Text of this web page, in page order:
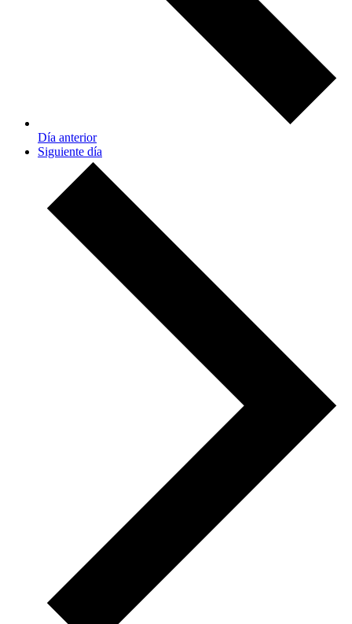
Día anterior
Siguiente día